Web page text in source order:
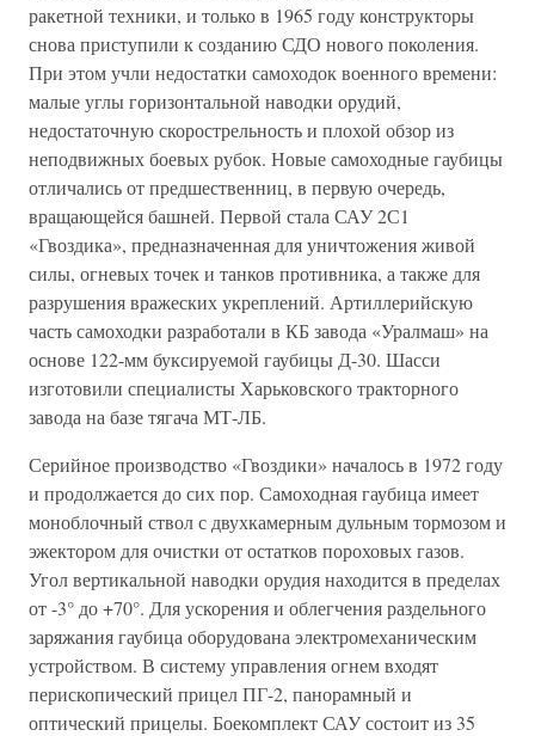
ракетной техники, и только в 1965 году конструкторы
снова приступили к созданию СДО нового поколения.
При этом учли недостатки самоходок военного времени:
малые углы горизонтальной наводки орудий,
недостаточную скорострельность и плохой обзор из
неподвижных боевых рубок. Новые самоходные гаубицы
отличались от предшественниц, в первую очередь,
вращающейся башней. Первой стала САУ 2С1
«Гвоздика», предназначенная для уничтожения живой
силы, огневых точек и танков противника, а также для
разрушения вражеских укреплений. Артиллерийскую
часть самоходки разработали в КБ завода «Уралмаш» на
основе 122-мм буксируемой гаубицы Д-30. Шасси
изготовили специалисты Харьковского тракторного
завода на базе тягача МТ-ЛБ.
Серийное производство «Гвоздики» началось в 1972 году
и продолжается до сих пор. Самоходная гаубица имеет
моноблочный ствол с двухкамерным дульным тормозом и
эжектором для очистки от остатков пороховых газов.
Угол вертикальной наводки орудия находится в пределах
от -3° до +70°. Для ускорения и облегчения раздельного
заряжания гаубица оборудована электромеханическим
устройством. В систему управления огнем входят
перископический прицел ПГ-2, панорамный и
оптический прицелы. Боекомплект САУ состоит из 35